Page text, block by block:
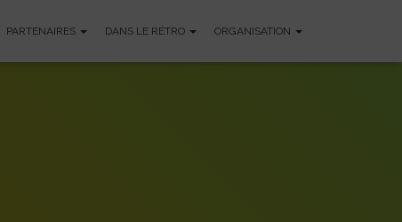
PARTENAIRES DANS LE RÉTRO ORGANISATION